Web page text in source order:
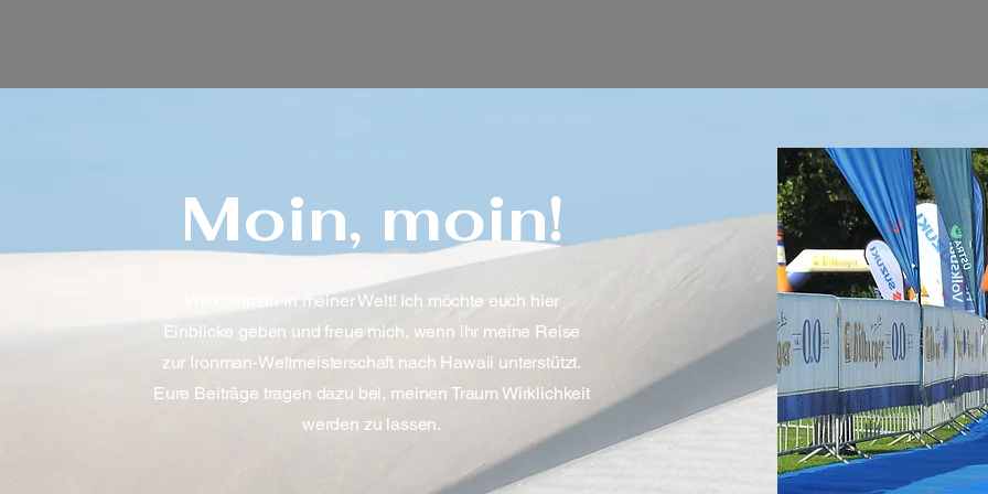
Moin, moin!
Willkommen in meiner Welt! Ich möchte euch hier
Einblicke geben und freue mich, wenn ihr meine Reise
zur Ironman-Weltmeisterschaft nach Hawaii unterstützt.
Eure Beiträge tragen dazu bei, meinen Traum Wirklichkeit
werden zu lassen.